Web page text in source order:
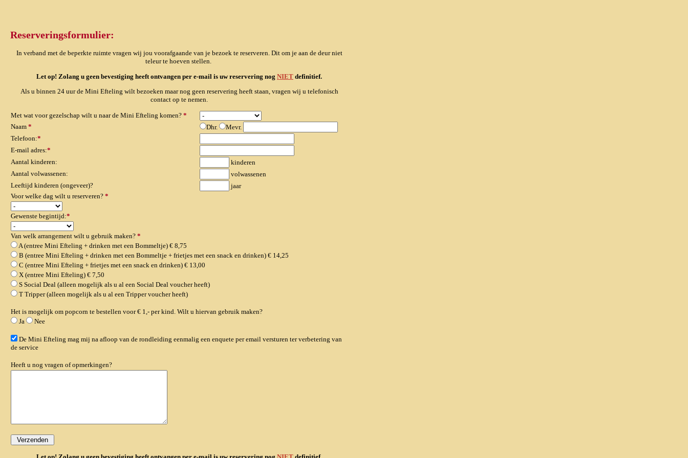
Reserveringsformulier:
In verband met de beperkte ruimte vragen wij jou voorafgaande van je bezoek te reserveren. Dit om je aan de deur niet
teleur te hoeven stellen.
Let op! Zolang u geen bevestiging heeft ontvangen per e-mail is uw reservering nog NIET definitief.
Als u binnen 24 uur de Mini Efteling wilt bezoeken maar nog geen reservering heeft staan, vragen wij u telefonisch
contact op te nemen.
Met wat voor gezelschap wilt u naar de Mini Efteling komen? *
Naam * Dhr.
Mevr.
Telefoon:*
E-mail adres:*
Aantal kinderen:
kinderen
Aantal volwassenen:
volwassenen
Leeftijd kinderen (ongeveer)?
jaar
Voor welke dag wilt u reserveren? *
Gewenste begintijd:*
Van welk arrangement wilt u gebruik maken? *
A (entree Mini Efteling + drinken met een Bommeltje) € 8,75
B (entree Mini Efteling + drinken met een Bommeltje + frietjes met een snack en drinken) € 14,25
C (entree Mini Efteling + frietjes met een snack en drinken) € 13,00
X (entree Mini Efteling) € 7,50
S Social Deal (alleen mogelijk als u al een Social Deal voucher heeft)
T Tripper (alleen mogelijk als u al een Tripper voucher heeft)
Het is mogelijk om popcorn te bestellen voor € 1,- per kind. Wilt u hiervan gebruik maken?
Ja
Nee
De Mini Efteling mag mij na afloop van de rondleiding eenmalig een enquete per email versturen ter verbetering van
de service
Heeft u nog vragen of opmerkingen?
Let op! Zolang u geen bevestiging heeft ontvangen per e-mail is uw reservering nog NIET definitief.